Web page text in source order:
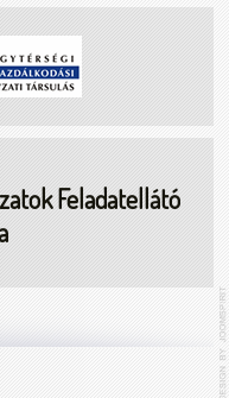
Feladatellátó